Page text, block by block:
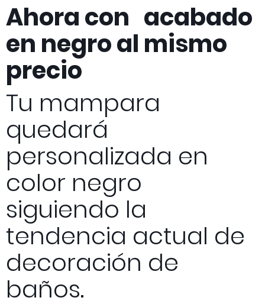
Ahora con acabado
en negro al mismo
precio
Tu mampara
quedará
personalizada en
color negro
siguiendo la
tendencia actual de
decoración de
baños.